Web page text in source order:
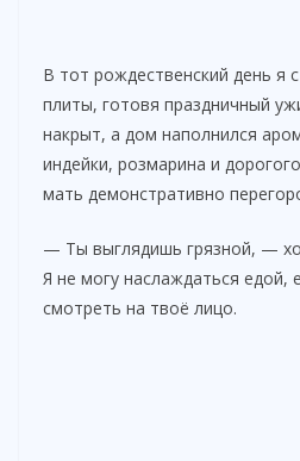
В тот рождественский день я
плиты, готовя праздничный
накрыт, а дом наполнился
индейки, розмарина и
мать демонстративно
— Ты выглядишь грязной, —
Я не могу наслаждаться едой,
смотреть на твоё лицо.